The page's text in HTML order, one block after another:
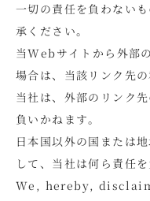
一切の責任を負わない
承ください。
当Webサイトから外部
場合は、当該リンク先
当社は、外部のリンク
負いかねます。
日本国以外の国または
して、当社は何ら責任を
We, hereby,